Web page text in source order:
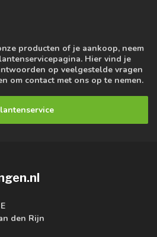
producten of je aankoop, neem
Hier vind je
op veelgestelde vragen
om contact met ons op te nemen.
den Rijn